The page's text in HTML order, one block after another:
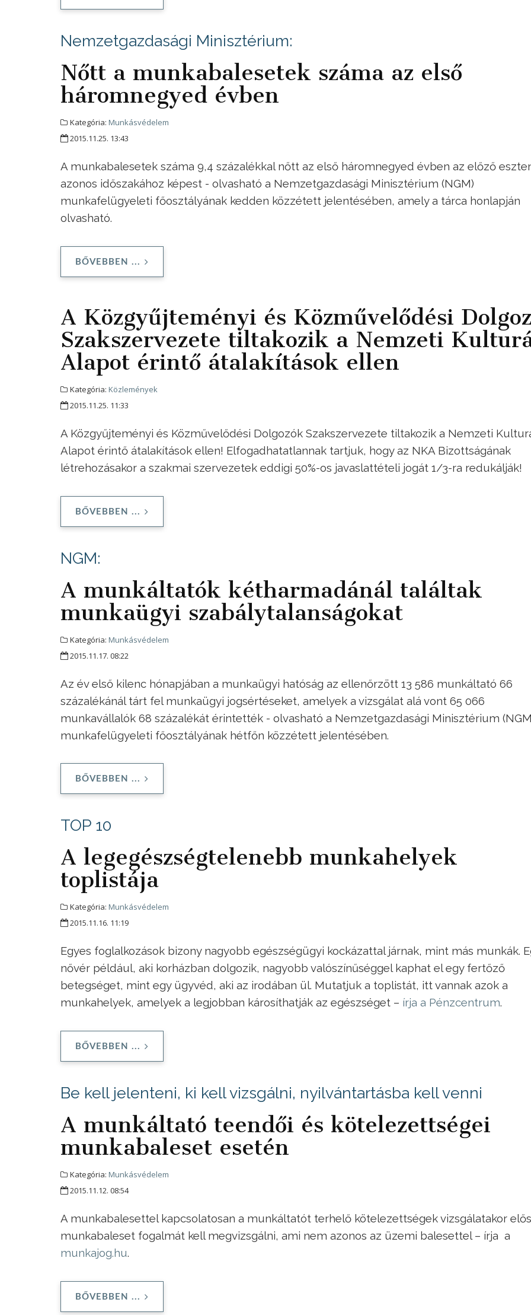
Nemzetgazdasági Minisztérium:
Nőtt a munkabalesetek száma az első
háromnegyed évben
Kategória: Munkásvédelem
2015.11.25. 13:43
A munkabalesetek száma 9,4 százalékkal nőtt az első háromnegyed évben az előző
azonos időszakához képest - olvasható a Nemzetgazdasági Minisztérium (NGM)
munkafelügyeleti főosztályának kedden közzétett jelentésében, amely a tárca honlapján
olvasható.
BŐVEBBEN ...
A Közgyűjteményi és Közművelődési
Szakszervezete tiltakozik a Nemzeti
Alapot érintő átalakítások ellen
Kategória: Közlemények
2015.11.25. 11:33
A Közgyűjteményi és Közművelődési Dolgozók Szakszervezete tiltakozik a Nemzeti
Alapot érintő átalakítások ellen! Elfogadhatatlannak tartjuk, hogy az NKA Bizottságának
létrehozásakor a szakmai szervezetek eddigi 50%-os javaslattételi jogát 1/3-ra redukálják!
BŐVEBBEN ...
NGM:
A munkáltatók kétharmadánál találtak
munkaügyi szabálytalanságokat
Kategória: Munkásvédelem
2015.11.17. 08:22
Az év első kilenc hónapjában a munkaügyi hatóság az ellenőrzött 13 586 munkáltató 66
százalékánál tárt fel munkaügyi jogsértéseket, amelyek a vizsgálat alá vont 65 066
munkavállalók 68 százalékát érintették - olvasható a Nemzetgazdasági Minisztérium
munkafelügyeleti főosztályának hétfőn közzétett jelentésében.
BŐVEBBEN ...
TOP 10
A legegészségtelenebb munkahelyek
toplistája
Kategória: Munkásvédelem
2015.11.16. 11:19
Egyes foglalkozások bizony nagyobb egészségügyi kockázattal járnak, mint más munkák.
nővér például, aki korházban dolgozik, nagyobb valószínűséggel kaphat el egy fertőző
betegséget, mint egy ügyvéd, aki az irodában ül. Mutatjuk a toplistát, itt vannak azok a
munkahelyek, amelyek a legjobban károsíthatják az egészséget – írja a Pénzcentrum.
BŐVEBBEN ...
Be kell jelenteni, ki kell vizsgálni, nyilvántartásba kell venni
A munkáltató teendői és kötelezettségei
munkabaleset esetén
Kategória: Munkásvédelem
2015.11.12. 08:54
A munkabalesettel kapcsolatosan a munkáltatót terhelő kötelezettségek vizsgálatakor
munkabaleset fogalmát kell megvizsgálni, ami nem azonos az üzemi balesettel – írja a
munkajog.hu.
BŐVEBBEN ...